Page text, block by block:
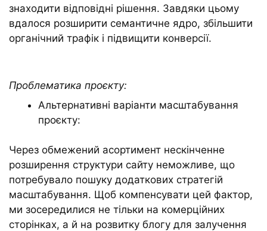
знаходити відповідні рішення. Завдяки цьому
вдалося розширити семантичне ядро, збільшити
органічний трафік і підвищити конверсії.
Проблематика проєкту:
Альтернативні варіанти масштабування
проєкту:
Через обмежений асортимент нескінченне
розширення структури сайту неможливе, що
потребувало пошуку додаткових стратегій
масштабування. Щоб компенсувати цей фактор,
ми зосередилися не тільки на комерційних
сторінках, а й на розвитку блогу для залучення